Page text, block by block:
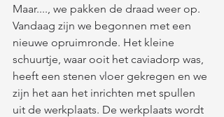
Maar...., we pakken de draad weer op.
Vandaag zijn we begonnen met een
nieuwe opruimronde. Het kleine
schuurtje, waar ooit het caviadorp was,
heeft een stenen vloer gekregen en we
zijn het aan het inrichten met spullen
uit de werkplaats. De werkplaats wordt